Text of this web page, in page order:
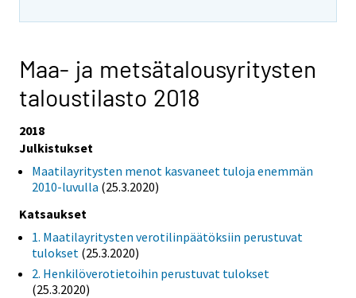
Maa- ja metsätalousyritysten
taloustilasto 2018
2018
Julkistukset
Maatilayritysten menot kasvaneet tuloja enemmän
2010-luvulla (25.3.2020)
Katsaukset
1. Maatilayritysten verotilinpäätöksiin perustuvat
tulokset (25.3.2020)
2. Henkilöverotietoihin perustuvat tulokset
(25.3.2020)